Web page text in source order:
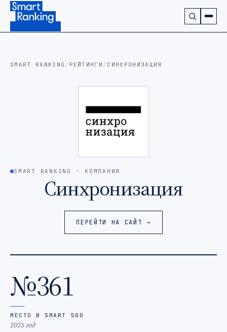
Подписаться на наш канал в Telegram (откроется в
SMART RANKING / РЕЙТИНГИ / СИНХРОНИЗАЦИЯ
SMART RANKING · КОМПАНИЯ
Синхронизация
ПЕРЕЙТИ НА САЙТ →
№361
МЕСТО В SMART 500
2025 год